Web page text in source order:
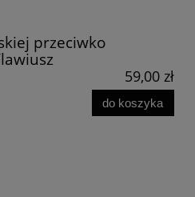
przeciwko
59,00 zł
do koszyka